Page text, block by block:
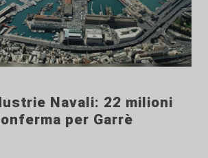
Navali: 22 milioni
per Garrè